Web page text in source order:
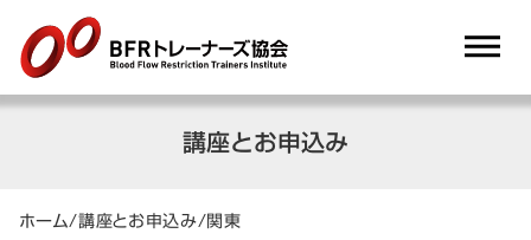
講座とお申込み
ホーム/講座とお申込み/関東
dehaze